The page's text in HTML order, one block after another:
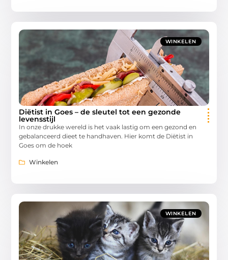
WINKELEN
Diëtist in Goes – de sleutel tot een gezonde
levensstijl
In onze drukke wereld is het vaak lastig om een gezond en
gebalanceerd dieet te handhaven. Hier komt de Diëtist in
Goes om de hoek
Winkelen
WINKELEN